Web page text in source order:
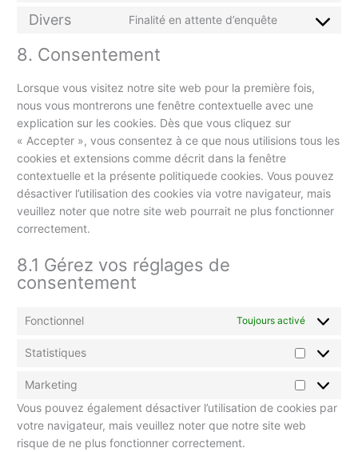
Divers Finalité en attente d’enquête
8. Consentement
Lorsque vous visitez notre site web pour la première fois,
nous vous montrerons une fenêtre contextuelle avec une
explication sur les cookies. Dès que vous cliquez sur
« Accepter », vous consentez à ce que nous utilisions tous les
cookies et extensions comme décrit dans la fenêtre
contextuelle et la présente politiquede cookies. Vous pouvez
désactiver l’utilisation des cookies via votre navigateur, mais
veuillez noter que notre site web pourrait ne plus fonctionner
correctement.
8.1 Gérez vos réglages de
consentement
Fonctionnel Toujours activé
Statistiques
Marketing
Vous pouvez également désactiver l’utilisation de cookies par
votre navigateur, mais veuillez noter que notre site web
risque de ne plus fonctionner correctement.